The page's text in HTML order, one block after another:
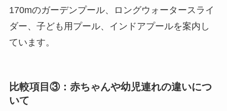
170mのガーデンプール、ロングウォータースライ
ダー、子ども用プール、インドアプールを案内し
ています。
比較項目③：赤ちゃんや幼児連れの違いにつ
いて